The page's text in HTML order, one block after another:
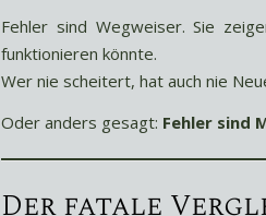
Fehler sind Wegweiser. Sie
funktionieren könnte.
Wer nie scheitert, hat auch nie
Oder anders gesagt: Fehler sind
Der fatale